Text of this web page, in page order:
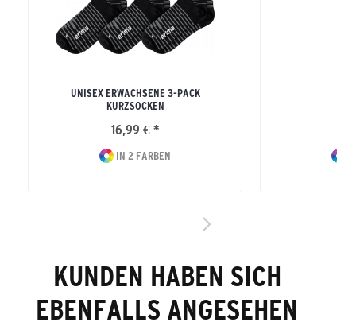
UNISEX ERWACHSENE 3-PACK
KURZSOCKEN
16,99 € *
IN 2 FARBEN
KUNDEN HABEN SICH
EBENFALLS ANGESEHEN